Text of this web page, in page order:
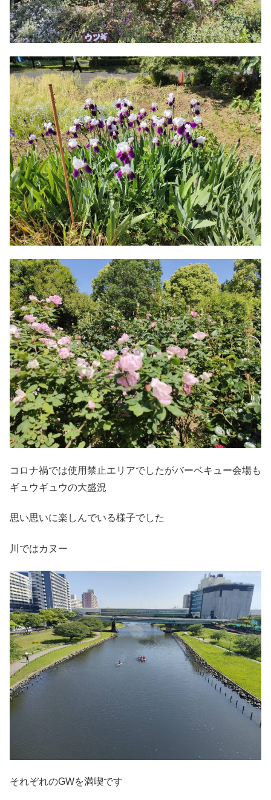
コロナ禍では使用禁止エリアでしたがバーベキュー会場も
ギュウギュウの大盛況
思い思いに楽しんでいる様子でした
川ではカヌー
それぞれのGWを満喫です